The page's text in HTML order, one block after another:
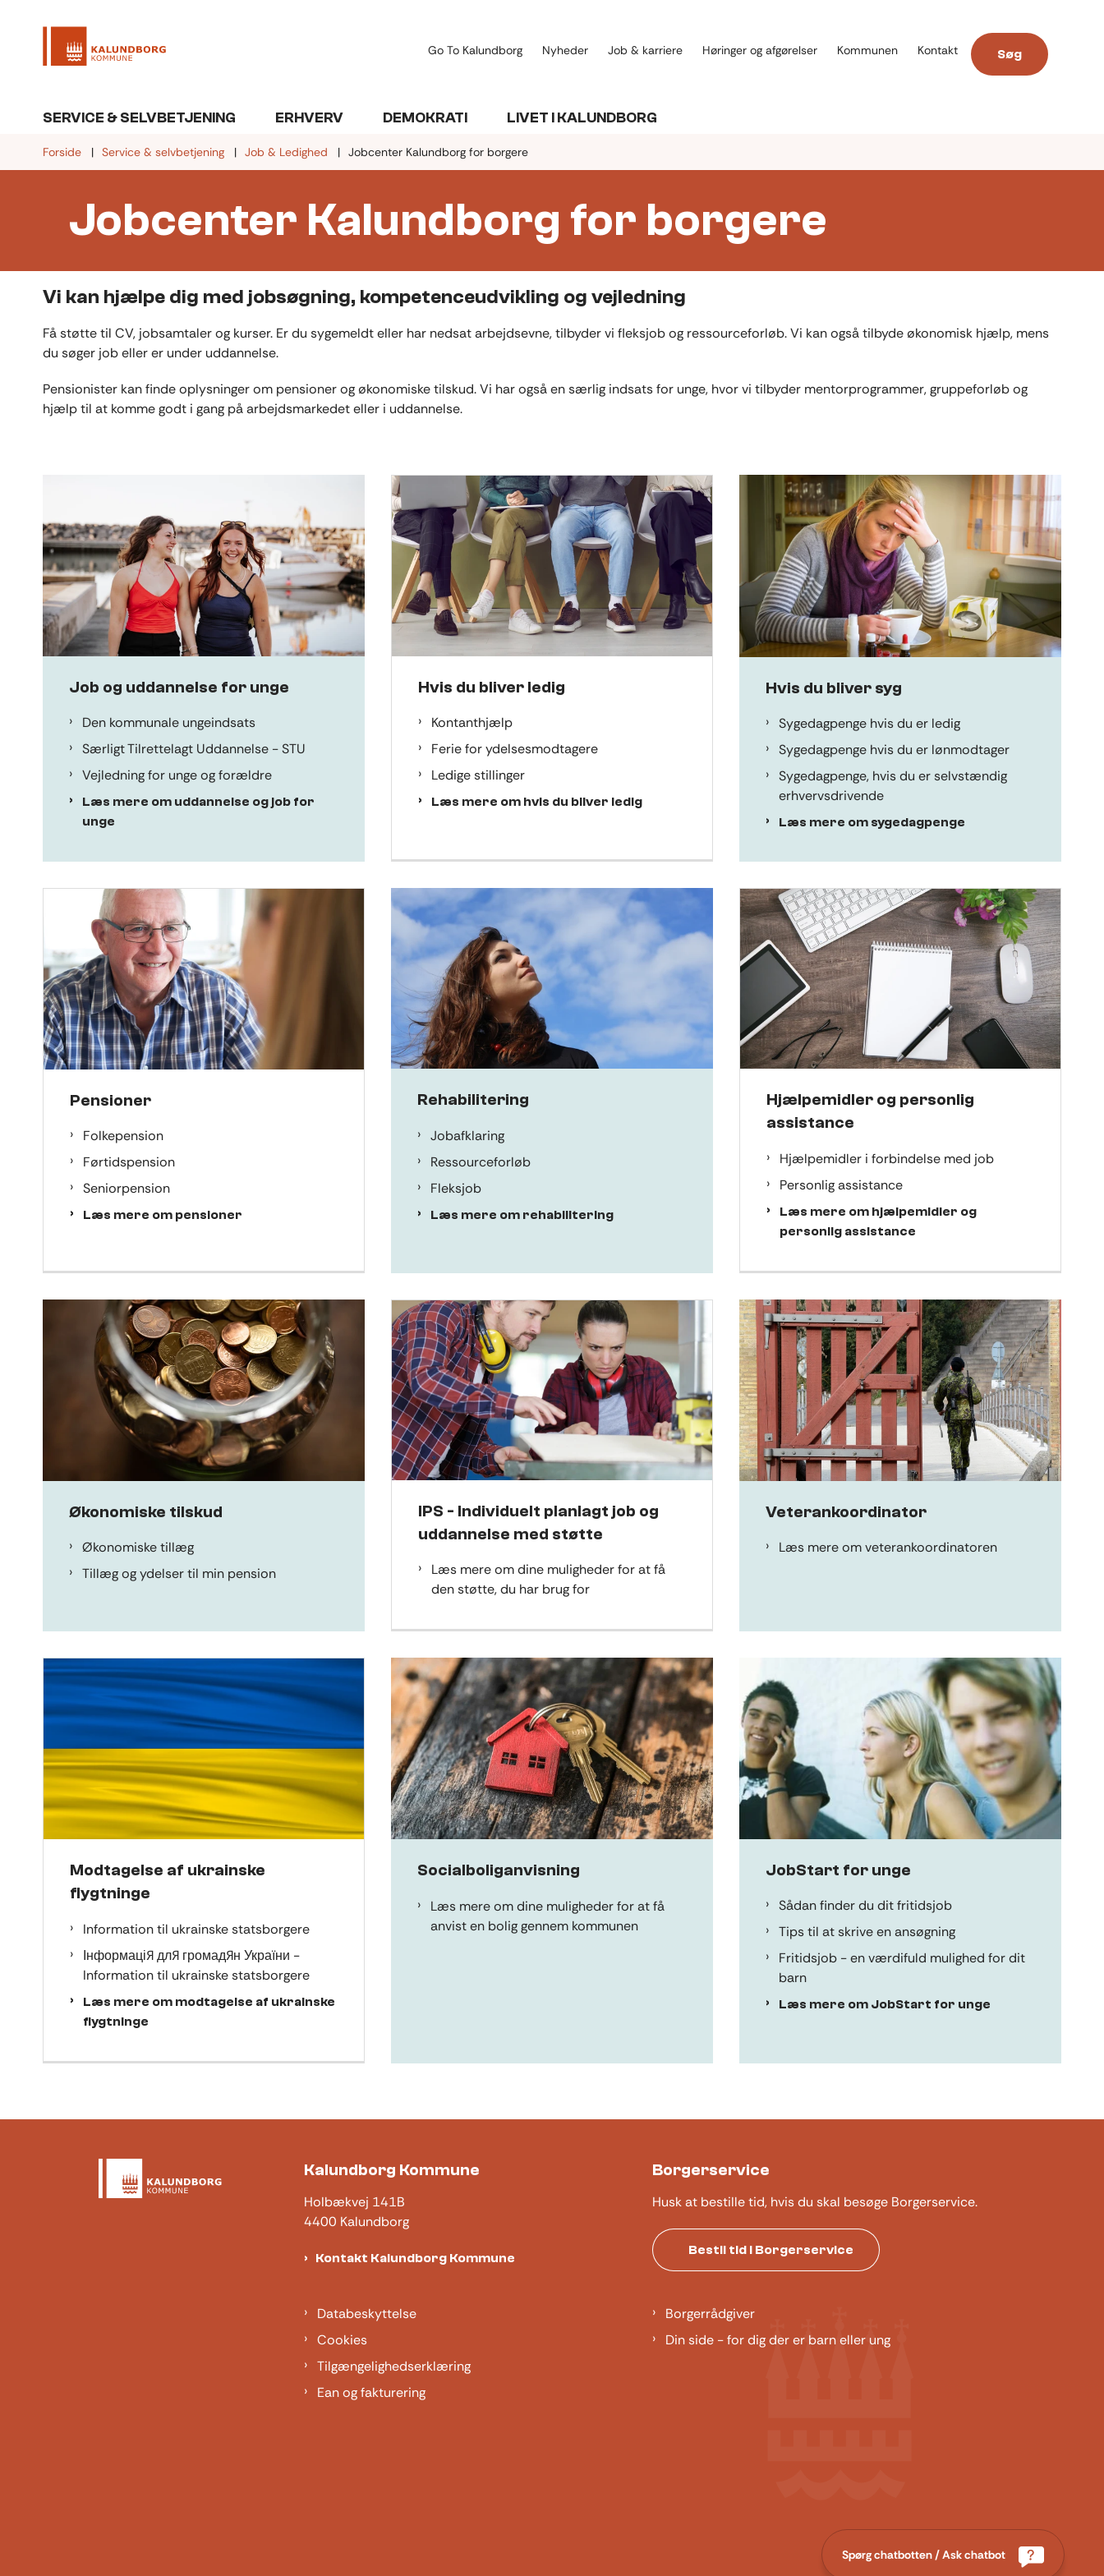
Go To Kalundborg Nyheder Job & karriere Høringer og afgørelser Kommunen Kontakt Søg
SERVICE & SELVBETJENING ERHVERV DEMOKRATI LIVET I KALUNDBORG
Forside Service & selvbetjening Job & Ledighed Jobcenter Kalundborg for borgere
Jobcenter Kalundborg for borgere
Vi kan hjælpe dig med jobsøgning, kompetenceudvikling og vejledning
Få støtte til CV, jobsamtaler og kurser. Er du sygemeldt eller har nedsat arbejdsevne, tilbyder vi fleksjob og ressourceforløb. Vi kan også tilbyde økonomisk hjælp, mens
du søger job eller er under uddannelse.
Pensionister kan finde oplysninger om pensioner og økonomiske tilskud. Vi har også en særlig indsats for unge, hvor vi tilbyder mentorprogrammer, gruppeforløb og
hjælp til at komme godt i gang på arbejdsmarkedet eller i uddannelse.
Job og uddannelse for unge
Den kommunale ungeindsats
Særligt Tilrettelagt Uddannelse - STU
Vejledning for unge og forældre
Læs mere om uddannelse og job for
unge
Hvis du bliver ledig
Kontanthjælp
Ferie for ydelsesmodtagere
Ledige stillinger
Læs mere om hvis du bliver ledig
Hvis du bliver syg
Sygedagpenge hvis du er ledig
Sygedagpenge hvis du er lønmodtager
Sygedagpenge, hvis du er selvstændig
erhvervsdrivende
Læs mere om sygedagpenge
Pensioner
Folkepension
Førtidspension
Seniorpension
Læs mere om pensioner
Rehabilitering
Jobafklaring
Ressourceforløb
Fleksjob
Læs mere om rehabilitering
Hjælpemidler og personlig
assistance
Hjælpemidler i forbindelse med job
Personlig assistance
Læs mere om hjælpemidler og
personlig assistance
Økonomiske tilskud
Økonomiske tillæg
Tillæg og ydelser til min pension
IPS - Individuelt planlagt job og
uddannelse med støtte
Læs mere om dine muligheder for at få
den støtte, du har brug for
Veterankoordinator
Læs mere om veterankoordinatoren
Modtagelse af ukrainske
flygtninge
Information til ukrainske statsborgere
Інформація для громадян України -
Information til ukrainske statsborgere
Læs mere om modtagelse af ukrainske
flygtninge
Socialboliganvisning
Læs mere om dine muligheder for at få
anvist en bolig gennem kommunen
JobStart for unge
Sådan finder du dit fritidsjob
Tips til at skrive en ansøgning
Fritidsjob - en værdifuld mulighed for dit
barn
Læs mere om JobStart for unge
Kalundborg Kommune
Holbækvej 141B
4400 Kalundborg
Kontakt Kalundborg Kommune
Borgerservice
Husk at bestille tid, hvis du skal besøge Borgerservice.
Bestil tid i Borgerservice
Databeskyttelse
Cookies
Tilgængelighedserklæring
Ean og fakturering
Borgerrådgiver
Din side - for dig der er barn eller ung
Spørg chatbotten / Ask chatbot